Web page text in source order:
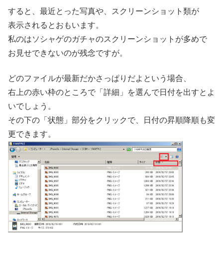
すると、最近とった写真や、スクリーンショット類が
表示されるとおもいます。
私のはソシャゲのガチャのスクリーンショットが多めで
お見せできないのが残念ですが。
どのファイルが最新だかさっぱりだよという場合、
右上の赤い枠のところで「詳細」を選んで日付を出すとよ
いでしょう。
その下の「状態」部分をクリックで、日付の昇順降順も変
更できます。